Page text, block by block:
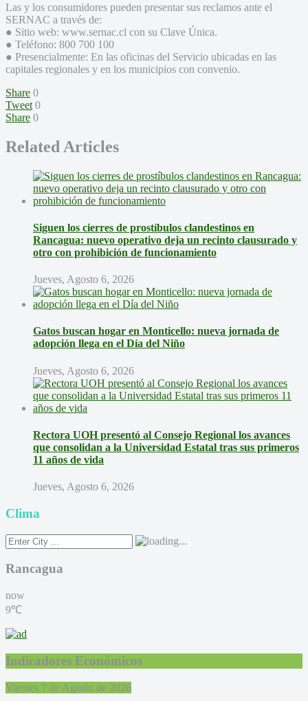
Las y los consumidores pueden presentar sus reclamos ante el
SERNAC a través de:
● Sitio web: www.sernac.cl con su Clave Única.
● Teléfono: 800 700 100
● Presencialmente: En las oficinas del Servicio ubicadas en las
capitales regionales y en los municipios con convenio.
Share 0
Tweet 0
Share 0
Related Articles
Siguen los cierres de prostíbulos clandestinos en
Rancagua: nuevo operativo deja un recinto clausurado y
otro con prohibición de funcionamiento
Jueves, Agosto 6, 2026
Gatos buscan hogar en Monticello: nueva jornada de
adopción llega en el Día del Niño
Jueves, Agosto 6, 2026
Rectora UOH presentó al Consejo Regional los avances
que consolidan a la Universidad Estatal tras sus primeros
11 años de vida
Jueves, Agosto 6, 2026
Clima
Rancagua
now
9℃
Indicadores Económicos
Viernes 7 de Agosto de 2026